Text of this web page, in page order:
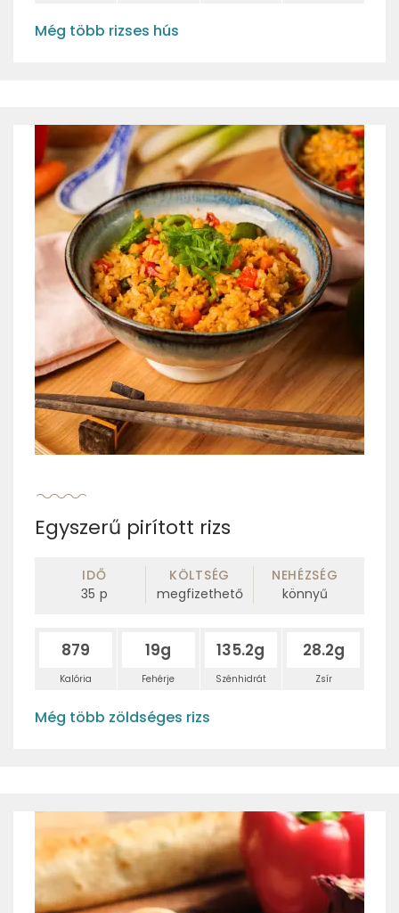
Még több rizses hús
Egyszerű pirított rizs
IDŐ
35 p
KÖLTSÉG
megfizethető
NEHÉZSÉG
könnyű
879
Kalória
19g
Fehérje
135.2g
Szénhidrát
28.2g
Zsír
Még több zöldséges rizs